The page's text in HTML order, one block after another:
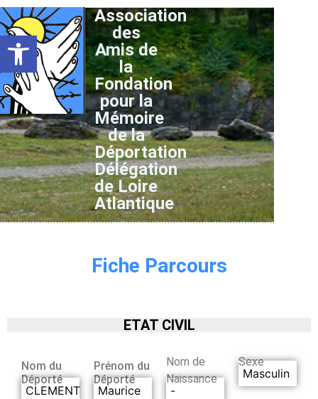
Ouvrir la barre d’outils
Association
des
Amis de
la
Fondation
pour la
Mémoire
de la
Déportation
Délégation
de Loire
Atlantique
Fiche Parcours
ETAT CIVIL
Nom du
Déporté
CLEMENT
Prénom du
Déporté
Maurice
Nom de
Naissance
-
Sexe
Masculin